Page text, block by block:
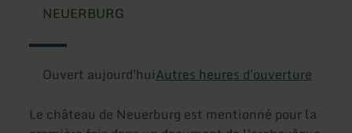
NEUERBURG
Ouvert aujourd'huiAutres heures d'ouverture
Le château de Neuerburg est mentionné pour la